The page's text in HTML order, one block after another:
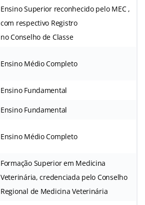
Ensino Superior reconhecido pelo MEC ,
com respectivo Registro
no Conselho de Classe
Ensino Médio Completo
Ensino Fundamental
Ensino Fundamental
Ensino Médio Completo
Formação Superior em Medicina
Veterinária, credenciada pelo Conselho
Regional de Medicina Veterinária